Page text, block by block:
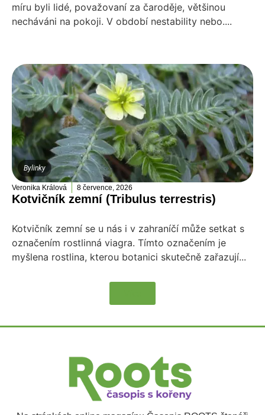
míru byli lidé, považovaní za čaroděje, většinou
necháváni na pokoji. V období nestability nebo....
Bylinky
Veronika Králová 8 července, 2026
Kotvičník zemní (Tribulus terrestris)
Kotvičník zemní se u nás i v zahraníčí může setkat s
označením rostlinná viagra. Tímto označením je
myšlena rostlina, kterou botanici skutečně zařazují...